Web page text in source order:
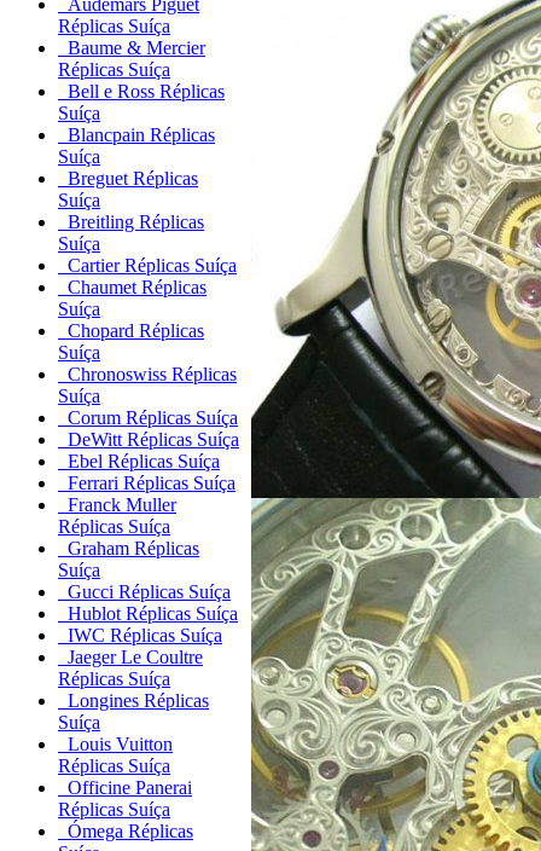
Audemars Piguet
Réplicas Suíça
Baume & Mercier
Réplicas Suíça
Bell e Ross Réplicas
Suíça
Blancpain Réplicas
Suíça
Breguet Réplicas
Suíça
Breitling Réplicas
Suíça
Cartier Réplicas Suíça
Chaumet Réplicas
Suíça
Chopard Réplicas
Suíça
Chronoswiss Réplicas
Suíça
Corum Réplicas Suíça
DeWitt Réplicas Suíça
Ebel Réplicas Suíça
Ferrari Réplicas Suíça
Franck Muller
Réplicas Suíça
Graham Réplicas
Suíça
Gucci Réplicas Suíça
Hublot Réplicas Suíça
IWC Réplicas Suíça
Jaeger Le Coultre
Réplicas Suíça
Longines Réplicas
Suíça
Louis Vuitton
Réplicas Suíça
Officine Panerai
Réplicas Suíça
Ómega Réplicas